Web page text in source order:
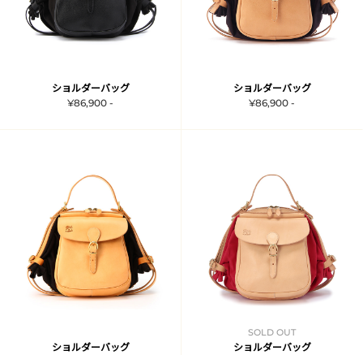
ショルダーバッグ
¥86,900 -
ショルダーバッグ
¥86,900 -
ショルダーバッグ
SOLD OUT
ショルダーバッグ